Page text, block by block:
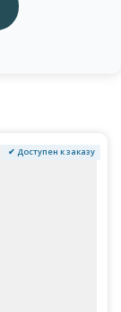
✔ Доступен к заказу